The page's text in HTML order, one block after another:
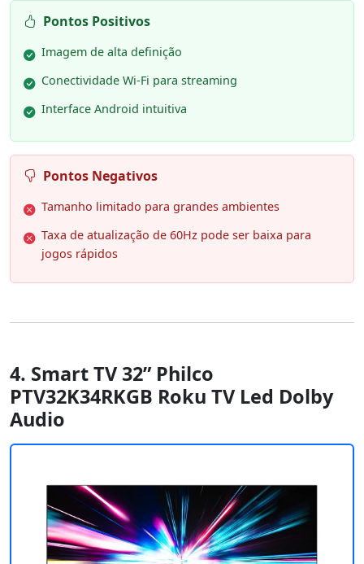
Pontos Positivos
Imagem de alta definição
Conectividade Wi-Fi para streaming
Interface Android intuitiva
Pontos Negativos
Tamanho limitado para grandes ambientes
Taxa de atualização de 60Hz pode ser baixa para
jogos rápidos
4. Smart TV 32” Philco
PTV32K34RKGB Roku TV Led Dolby
Audio